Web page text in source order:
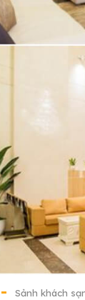
Sảnh khách